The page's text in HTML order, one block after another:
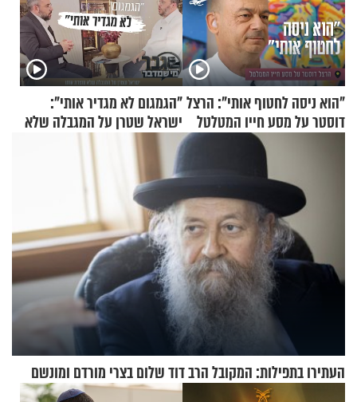
"הוא ניסה לחטוף אותי": הרצל
דוסטר על מסע חייו המטלטל
"הגמגום לא מגדיר אותי":
ישראל שטרן על המגבלה שלא
עוצרת אותו
העתירו בתפילות: המקובל הרב דוד שלום בצרי מורדם ומונשם